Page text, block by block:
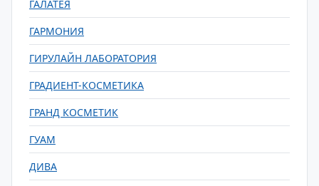
ГАЛАТЕЯ
ГАРМОНИЯ
ГИРУЛАЙН ЛАБОРАТОРИЯ
ГРАДИЕНТ-КОСМЕТИКА
ГРАНД КОСМЕТИК
ГУАМ
ДИВА